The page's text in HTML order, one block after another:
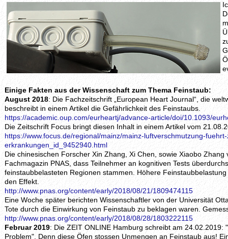
Einige Fakten aus der Wissenschaft zum Thema Feinstaub:
August 2018: Die Fachzeitschrift „European Heart Journal“, die
beschreibt in einem Artikel die Gefährlichkeit des Feinstaubs.
https://academic.oup.com/eurheartj/advance-article/doi/10.1093/
Die Zeitschrift Focus bringt diesen Inhalt in einem Artikel vom
https://www.focus.de/regional/mainz/mainz-luftverschmutzung-
erkrankungen_id_9452940.html
Die chinesischen Forscher Xin Zhang, Xi Chen, sowie Xiaobo
Fachmagazin PNAS, dass Teilnehmer an kognitiven Tests
feinstaubbelasteten Regionen stammen. Höhere
den Effekt.
http://www.pnas.org/content/early/2018/08/21/1809474115
Eine Woche später berichten Wissenschaftler von der Universität
Tote durch die Einwirkung von Feinstaub zu beklagen waren.
http://www.pnas.org/content/early/2018/08/28/1803222115
Februar 2019: Die ZEIT ONLINE Hamburg schreibt am 24.02.2019:
Problem". Denn diese Öfen stossen Unmengen an Feinstaub aus!